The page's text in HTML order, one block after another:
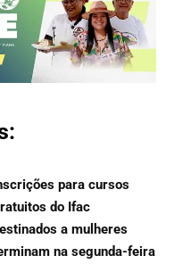
para cursos
do Ifac
a mulheres
na segunda-feira